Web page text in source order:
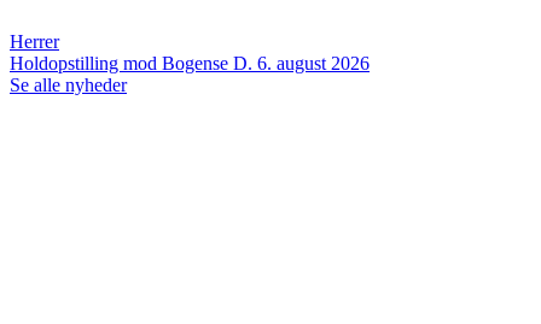
Herrer
Holdopstilling mod Bogense D. 6. august 2026
Se alle nyheder